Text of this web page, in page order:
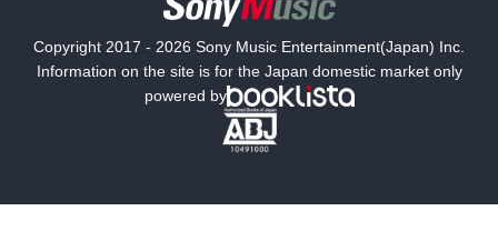
海外小説
ミステリー SF
文学
Copyright 2017 - 2026 Sony Music Entertainment(Japan) Inc.
Information on the site is for the Japan domestic market only
powered by